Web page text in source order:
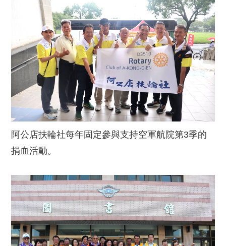
阿公店扶輪社每年固定參與支持空軍航院第3季的
捐血活動。